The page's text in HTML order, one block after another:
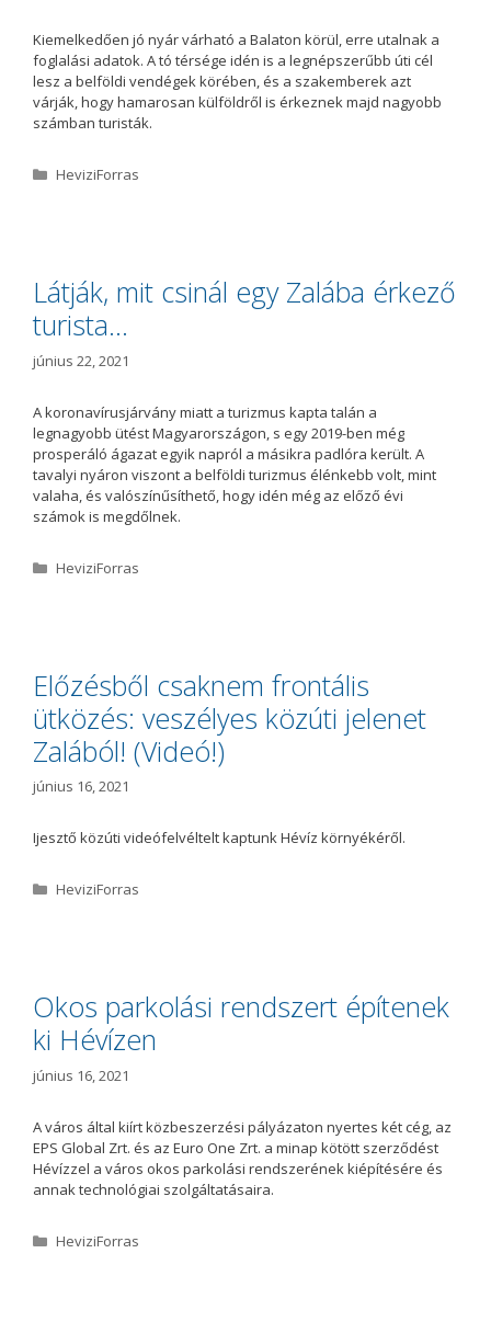
Kiemelkedően jó nyár várható a Balaton körül, erre utalnak a
foglalási adatok. A tó térsége idén is a legnépszerűbb úti cél
lesz a belföldi vendégek körében, és a szakemberek azt
várják, hogy hamarosan külföldről is érkeznek majd nagyobb
számban turisták.
K
ó
r
i
a
HeviziForras
Látják, mit csinál egy Zalába érkező
turista…
június 22, 2021
A koronavírusjárvány miatt a turizmus kapta talán a
legnagyobb ütést Magyarországon, s egy 2019-ben még
prosperáló ágazat egyik napról a másikra padlóra került. A
tavalyi nyáron viszont a belföldi turizmus élénkebb volt, mint
valaha, és valószínűsíthető, hogy idén még az előző évi
számok is megdőlnek.
K
ó
r
i
a
HeviziForras
Előzésből csaknem frontális
ütközés: veszélyes közúti jelenet
Zalából! (Videó!)
június 16, 2021
Ijesztő közúti videófelvéltelt kaptunk Hévíz környékéről.
K
r
a
HeviziForras
Okos parkolási rendszert építenek
ki Hévízen
június 16, 2021
A város által kiírt közbeszerzési pályázaton nyertes két cég, az
EPS Global Zrt. és az Euro One Zrt. a minap kötött szerződést
Hévízzel a város okos parkolási rendszerének kiépítésére és
annak technológiai szolgáltatásaira.
K
HeviziForras